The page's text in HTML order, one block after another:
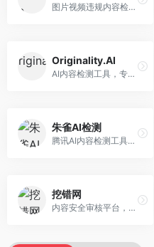
图片视频违规内容检测平台，专注于视觉内容安全。面向内容平台，提供图片审核、视频审核、直播监控等服务，视觉检测专业。
Originality.AI
AI内容检测工具，专注于内容原创性验证。面向内容创作者和出版商，提供AI检测、抄袭检测、批量分析等服务，检测精度高。
朱雀AI检测
腾讯AI内容检测工具，专注于中文内容识别。面向中文用户，提供AI内容检测、文本分析、报告生成等服务，中文检测专业。
挖错网
内容安全审核平台，专注于违规内容检测。面向企业和平台，提供内容审核、敏感词检测、风险预警等服务，安全审核专业。